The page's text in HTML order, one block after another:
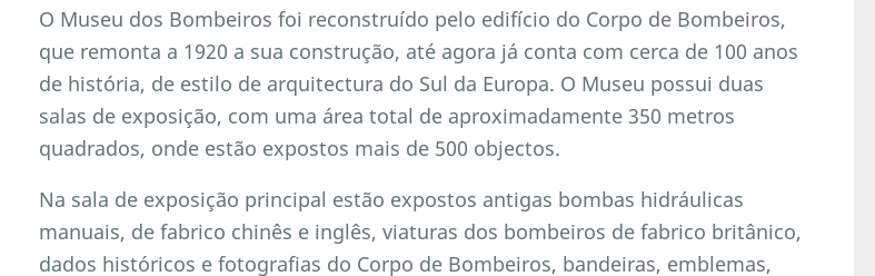
O Museu dos Bombeiros foi reconstruído pelo edifício do Corpo de Bombeiros,
que remonta a 1920 a sua construção, até agora já conta com cerca de 100 anos
de história, de estilo de arquitectura do Sul da Europa. O Museu possui duas
salas de exposição, com uma área total de aproximadamente 350 metros
quadrados, onde estão expostos mais de 500 objectos.
Na sala de exposição principal estão expostos antigas bombas hidráulicas
manuais, de fabrico chinês e inglês, viaturas dos bombeiros de fabrico britânico,
dados históricos e fotografias do Corpo de Bombeiros, bandeiras, emblemas,